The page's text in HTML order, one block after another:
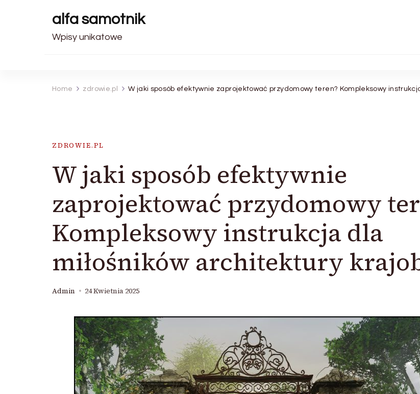
alfa samotnik
Wpisy unikatowe
Home zdrowie.pl W jaki sposób efektywnie zaprojektować przydomowy teren? Kompleksowy
ZDROWIE.PL
W jaki sposób efektywnie
zaprojektować przydomowy
Kompleksowy instrukcja dla
miłośników architektury
Admin 24 Kwietnia 2025